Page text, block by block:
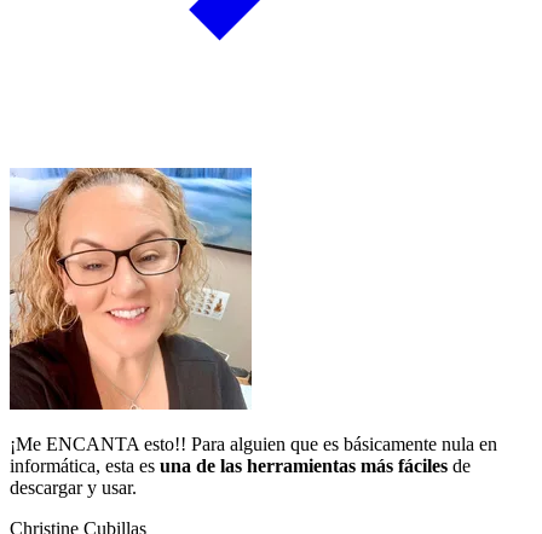
¡Me ENCANTA esto!! Para alguien que es básicamente nula en
informática, esta es una de las herramientas más fáciles de
descargar y usar.
Christine Cubillas